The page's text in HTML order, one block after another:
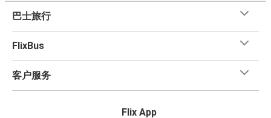
巴士旅行
FlixBus
客户服务
Flix App